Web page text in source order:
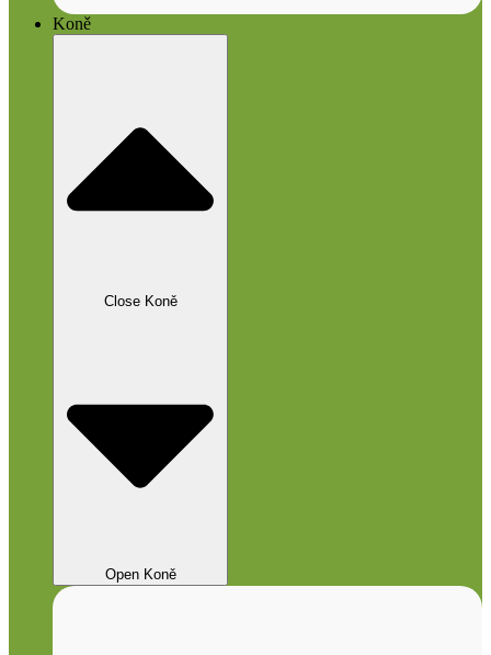
Koně
Close Koně
Open Koně